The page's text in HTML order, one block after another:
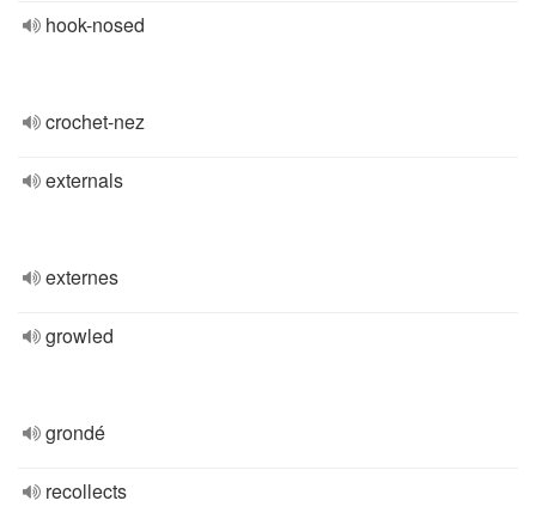
hook-nosed
crochet-nez
externals
externes
growled
grondé
recollects